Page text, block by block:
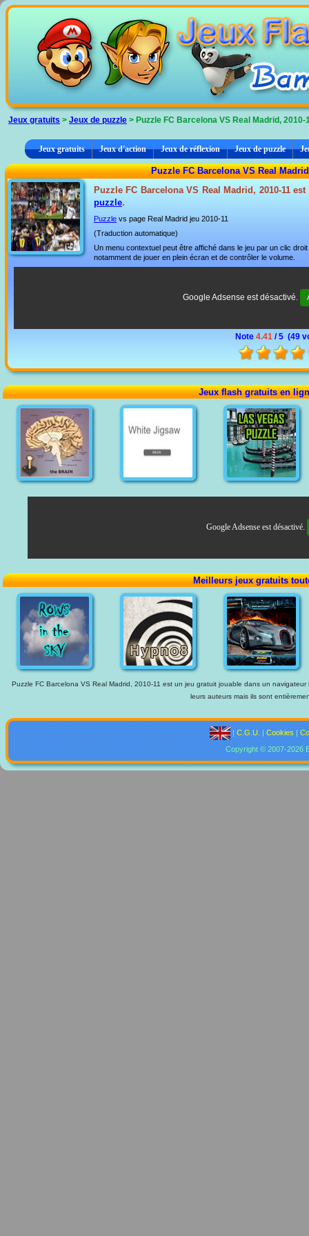
Jeux gratuits > Jeux de puzzle > Puzzle FC Barcelona VS Real Madrid, 2010-
Jeux gratuits Jeux d'action Jeux de réflexion Jeux de puzzle
Puzzle FC Barcelona VS Real
Puzzle FC Barcelona VS Real Madrid, 2010-11
puzzle.
Puzzle vs page Real Madrid jeu 2010-11
(Traduction automatique)
Un menu contextuel peut être affiché dans le jeu par un clic
notamment de jouer en plein écran et de contrôler le volume.
Google Adsense est désactivé.
Note 4.41 / 5 (49
Jeux flash gratuits en
Google Adsense est désactivé.
Meilleurs jeux gratuits
Puzzle FC Barcelona VS Real Madrid, 2010-11 est un jeu gratuit jouable dans un
leurs auteurs mais ils sont
|C.G.U.|Cookies|
Copyright © 2007-2026
Panneau de gestion des cookies